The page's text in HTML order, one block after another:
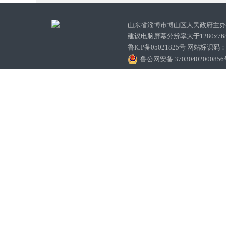
山东省淄博市博山区人民政府
建议电脑屏幕分辨率大于
鲁ICP备05021825号 网站标识码
鲁公网安备 37030402000856